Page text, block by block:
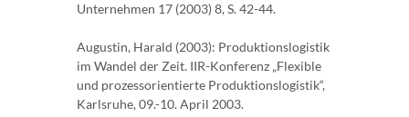
Unternehmen 17 (2003) 8, S. 42-44.
Augustin, Harald (2003): Produktionslogistik
im Wandel der Zeit. IIR-Konferenz „Flexible
und prozessorientierte Produktionslogistik“,
Karlsruhe, 09.-10. April 2003.